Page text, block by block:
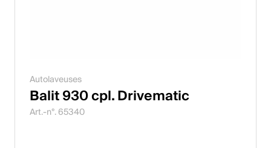
Autolaveuses
Balit 930 cpl. Drivematic
Art.-n°. 65340